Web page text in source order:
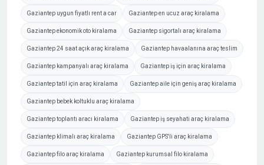
Gaziantep uygun fiyatlı rent a car Gaziantep en ucuz araç kiralama
Gaziantep ekonomik oto kiralama Gaziantep sigortalı araç kiralama
Gaziantep 24 saat açık araç kiralama Gaziantep havaalanına araç teslim
Gaziantep kampanyalı araç kiralama Gaziantep iş için araç kiralama
Gaziantep tatil için araç kiralama Gaziantep aile için geniş araç kiralama
Gaziantep bebek koltuklu araç kiralama
Gaziantep toplantı aracı kiralama Gaziantep iş seyahati araç kiralama
Gaziantep klimalı araç kiralama Gaziantep GPS'li araç kiralama
Gaziantep filo araç kiralama Gaziantep kurumsal filo kiralama